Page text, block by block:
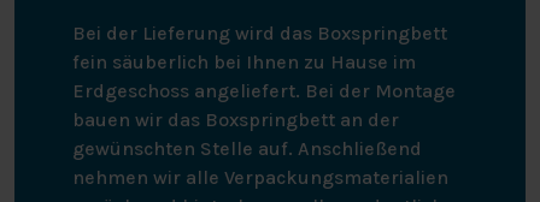
Bei der Lieferung wird das Boxspringbett
fein säuberlich bei Ihnen zu Hause im
Erdgeschoss angeliefert. Bei der Montage
bauen wir das Boxspringbett an der
gewünschten Stelle auf. Anschließend
nehmen wir alle Verpackungsmaterialien